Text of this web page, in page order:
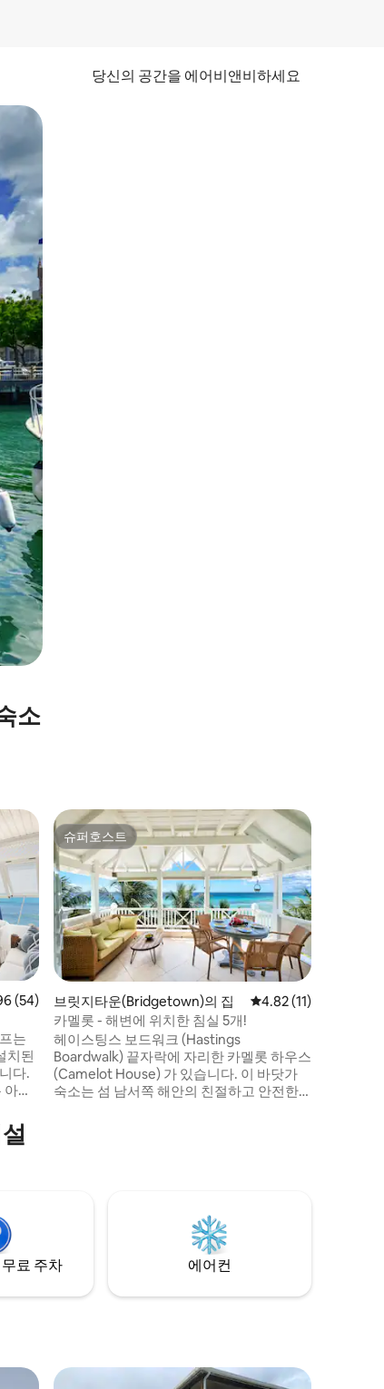
당신의 공간을 에어비앤비하세요
소
4.96점(5점 만점), 후기 54개
(54)
는
치된
다.
름
운
양
슈퍼호스트
슈퍼호스트
브릿지타운(Bridgetown)의 집 평점 4.82점(5점 만점
4.82 (11)
카멜롯 - 해변에 위치한 침실 5개!
헤이스팅스 보드워크 (Hastings
Boardwalk) 끝자락에 자리한 카멜롯 하우스
(Camelot House) 가 있습니다. 이 바닷가
숙소는 섬 남서쪽 해안의 친절하고 안전한
료 주차 에어컨